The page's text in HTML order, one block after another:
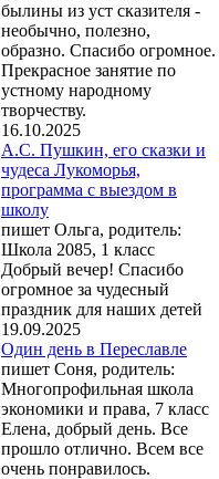
былины из уст сказителя -
необычно, полезно,
образно. Спасибо огромное.
Прекрасное занятие по
устному народному
творчеству.
16.10.2025
А.С. Пушкин, его сказки и
чудеса Лукоморья,
программа с выездом в
школу
пишет Ольга, родитель:
Школа 2085, 1 класс
Добрый вечер! Спасибо
огромное за чудесный
праздник для наших детей
19.09.2025
Один день в Переславле
пишет Соня, родитель:
Многопрофильная школа
экономики и права, 7 класс
Елена, добрый день. Все
прошло отлично. Всем все
очень понравилось.